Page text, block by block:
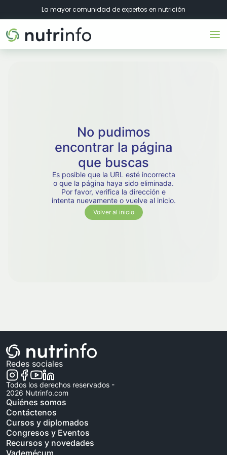
La mayor comunidad de expertos en nutrición
No pudimos
encontrar la página
que buscas
Es posible que la URL esté incorrecta
o que la página haya sido eliminada.
Por favor, verifica la dirección e
intenta nuevamente o vuelve al inicio.
Volver al inicio
Redes sociales
Todos los derechos reservados -
2026 Nutrinfo.com
Quiénes somos
Contáctenos
Cursos y diplomados
Congresos y Eventos
Recursos y novedades
Vademécum